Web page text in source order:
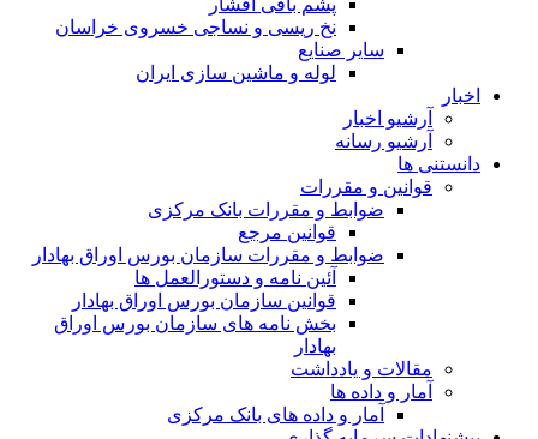
پشم بافی افشار
نخ ریسی و نساجی خسروی خراسان
سایر صنایع
لوله و ماشین سازی ایران
اخبار
آرشیو اخبار
آرشیو رسانه
دانستنی ها
قوانین و مقررات
ضوابط و مقررات بانک مرکزی
قوانين مرجع
ضوابط و مقررات سازمان بورس اوراق بهادار
آئین نامه و دستورالعمل ها
قوانین سازمان بورس اوراق بهادار
بخش نامه های سازمان بورس اوراق
بهادار
مقالات و یادداشت
آمار و داده ها
آمار و داده های بانک مرکزی